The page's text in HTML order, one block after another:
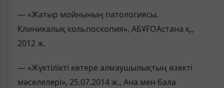
— «Жатыр мойнының патологиясы.
Клиникалық кольпоскопия», АБҰҒОАстана қ.,
2012 ж.
— «Жүктілікті көтере алмаушылықтың өзекті
мәселелері», 25.07.2014 ж., Ана мен бала